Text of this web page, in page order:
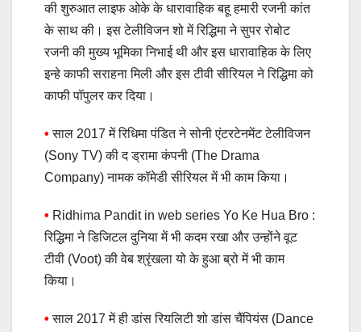
की शुरुआत लाइफ ओके के धारावाहिक बहू हमारी रजनी कांत
के साथ की। इस टेलीविजन शो में रिद्धिमा ने सुपर रोबोट
रजनी की मुख्य भूमिका निभाई थी और इस धारावाहिक के लिए
इन्हे काफी सराहना मिली और इस टीवी सीरियल ने रिद्धिमा को
काफी पॉपुलर कर दिया।
• साल 2017 में रिधिमा पंडित ने सोनी एंटरटेनमेंट टेलीविजन
(Sony TV) की द ड्रामा कंपनी (The Drama
Company) नामक कॉमेडी सीरियल में भी काम किया।
• Ridhima Pandit in web series Yo Ke Hua Bro :
रिद्धिमा ने डिजिटल दुनिया में भी कदम रखा और उन्होंने वूट
टीवी (Voot) की वेब श्रृंखला यो के हुआ ब्रो में भी काम
किया।
• साल 2017 में ही डांस रियलिटी शो डांस चैंपियंस (Dance